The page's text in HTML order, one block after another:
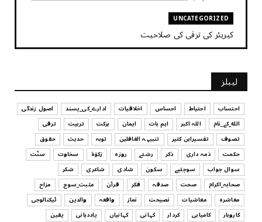
UNCATEGORIZED
کیریئر کی ترقی کی صلاحیت
July 29, 2026
UNCATEGORIZED
کیا آپ اپنے باس کو مؤثر طریقے سے منظم کر رہے ہیں
July 29, 2026
UNCATEGORIZED
اس وقت آپ کا موڈ کیسا ہے؟
July 29, 2026
UNCATEGORIZED
قرض لینے اور دینے میں ہوشیاری
July 29, 2026
لیبلز
احتساب احتیاط احساس اخلاقیات ادارے_کی_پسند
اصول زندگی
الله_کے_نام
اللہ اکبر اہم بات ایمان برکت تربیت
ترقی
تصوف
تفسیرابن کثیر تنبیہہ الغافلین توبہ حدیث
حقوق
حکمت
ذمہ داری ذکر رشتے روزہ زکوٰۃ سخاوت
سنّت
سوال جواب
سوچئیے سکون شادی شاعری
شکر
صحابہ_اکرام
صحت صدقہ فکر قرآن مثبت_سوچ
مزاح
معاشرہ
معاشیات نصیحت نماز واقعہ والدین
ٹیکنالوجی
کاروبار
کامیابی کردار کہانی کہانیاں یاددہانی یقین